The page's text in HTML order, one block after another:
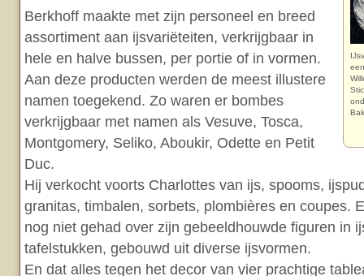
Berkhoff maakte met zijn personeel en breed
assortiment aan ijsvariëteiten, verkrijgbaar in
hele en halve bussen, per portie of in vormen.
Aan deze producten werden de meest illustere
namen toegekend. Zo waren er bombes
verkrijgbaar met namen als Vesuve, Tosca,
Montgomery, Seliko, Aboukir, Odette en Petit
Duc.
Hij verkocht voorts Charlottes van ijs, spooms,
granitas, timbalen, sorbets, plombières en coupes.
nog niet gehad over zijn gebeeldhouwde figuren in
tafelstukken, gebouwd uit diverse ijsvormen.
En dat alles tegen het decor van vier prachtige